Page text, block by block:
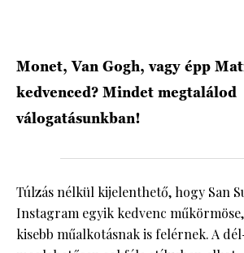
Monet, Van Gogh, vagy épp
kedvenced? Mindet megtalálod
válogatásunkban!
Túlzás nélkül kijelenthető, hogy San
Instagram egyik kedvenc
kisebb műalkotásnak is felérnek. A